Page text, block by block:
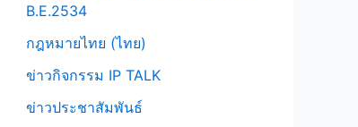
B.E.2534
กฎหมายไทย (ไทย)
ข่าวกิจกรรม IP TALK
ข่าวประชาสัมพันธ์